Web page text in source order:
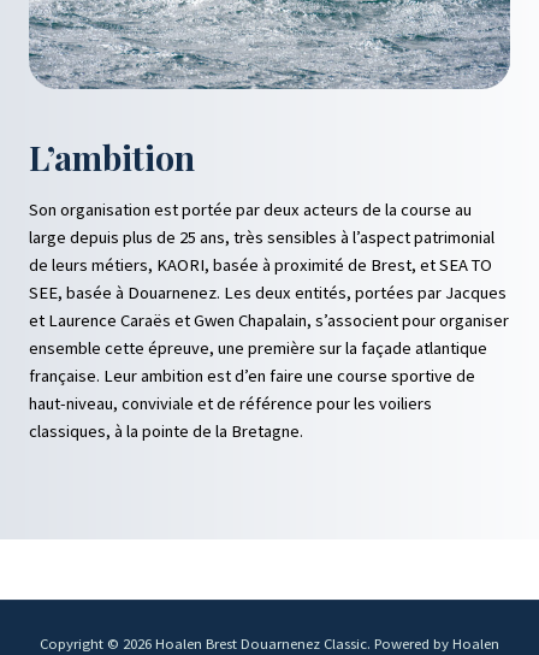
L’ambition
Son organisation est portée par deux acteurs de la course au
large depuis plus de 25 ans, très sensibles à l’aspect patrimonial
de leurs métiers, KAORI, basée à proximité de Brest, et SEA TO
SEE, basée à Douarnenez. Les deux entités, portées par Jacques
et Laurence Caraës et Gwen Chapalain, s’associent pour organiser
ensemble cette épreuve, une première sur la façade atlantique
française. Leur ambition est d’en faire une course sportive de
haut-niveau, conviviale et de référence pour les voiliers
classiques, à la pointe de la Bretagne.
Copyright © 2026 Hoalen Brest Douarnenez Classic. Powered by Hoalen